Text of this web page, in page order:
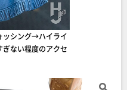
シング→ハイライ
ぎない程度のアクセ